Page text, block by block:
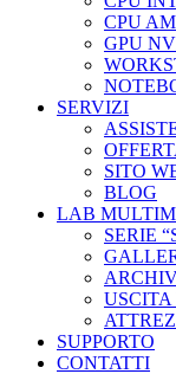
CPU
GPU
SERVIZI
SITO
BLOG
LAB
SERIE
SUPPORTO
CONTATTI